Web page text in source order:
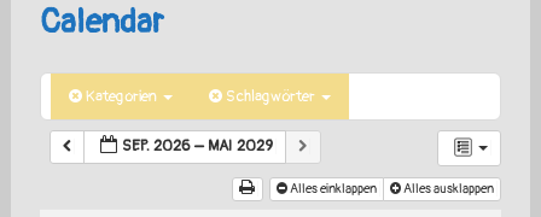
Calendar
Kategorien Schlagwörter
SEP. 2026 – MAI 2029
Alles einklappen Alles ausklappen